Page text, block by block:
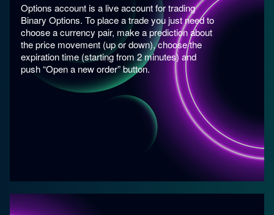
Options account is a live account for trading
Binary Options. To place a trade you just need to
choose a currency pair, make a prediction about
the price movement (up or down), choose the
expiration time (starting from 2 minutes) and
push “Open a new order” button.